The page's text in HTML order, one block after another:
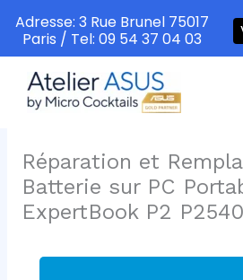
contenu
Réparation et
Batterie sur PC
ExpertBook P2
Adresse: 3 Rue Brunel 75017
Paris / Tel: 09 54 37 04 03